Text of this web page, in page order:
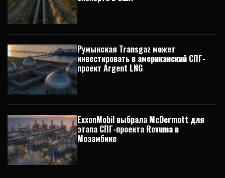
Румынская Transgaz может
инвестировать в американский СПГ-
проект Argent LNG
ExxonMobil выбрала McDermott для
этапа СПГ-проекта Rovuma в
Мозамбике